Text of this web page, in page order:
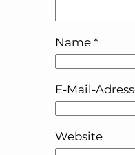
Name *
E-Mail-
Website